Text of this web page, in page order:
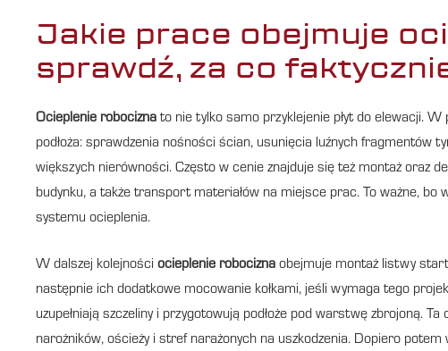
Jakie prace obejmuje
sprawdź, za co
Ocieplenie robocizna to nie tylko samo przyklejenie płyt do elewacji.
podłoża: sprawdzenia nośności ścian, usunięcia luźnych fragmentów
większych nierówności. Często w cenie znajduje się też montaż oraz
budynku, a także transport materiałów na miejsce prac. To ważne, bo
systemu ocieplenia.
W dalszej kolejności ocieplenie robocizna obejmuje montaż listwy
następnie ich dodatkowe mocowanie kołkami, jeśli wymaga tego
uzupełniają szczeliny i przygotowują podłoże pod warstwę zbrojoną.
narożników, ościeży i stref narażonych na uszkodzenia. Dopiero